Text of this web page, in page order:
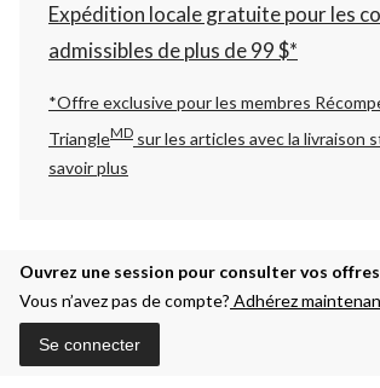
Expédition locale gratuite pour les
admissibles de plus de 99 $*
*Offre exclusive pour les membres
TriangleMD sur les articles avec la livraison
savoir plus
Ouvrez une session pour consulter vos
Vous n’avez pas de compte? Adhérez
Se connecter